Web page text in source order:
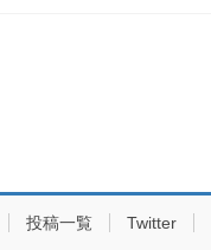
投稿一覧 Twitter